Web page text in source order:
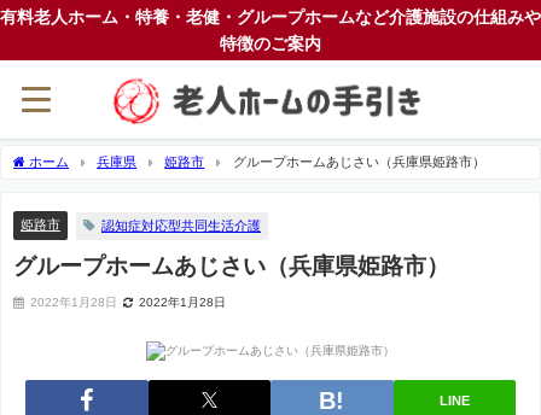
有料老人ホーム・特養・老健・グループホームなど介護施設の仕組みや
特徴のご案内
ホーム 兵庫県 姫路市 グループホームあじさい（兵庫県姫路市）
姫路市 認知症対応型共同生活介護
グループホームあじさい（兵庫県姫路市）
2022年1月28日 2022年1月28日
LINE